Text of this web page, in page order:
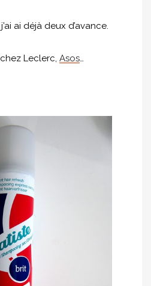
ai déjà deux d’avance.
Leclerc, Asos…